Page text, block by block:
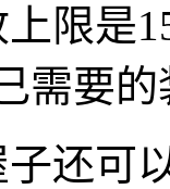
限是
需要的
还可